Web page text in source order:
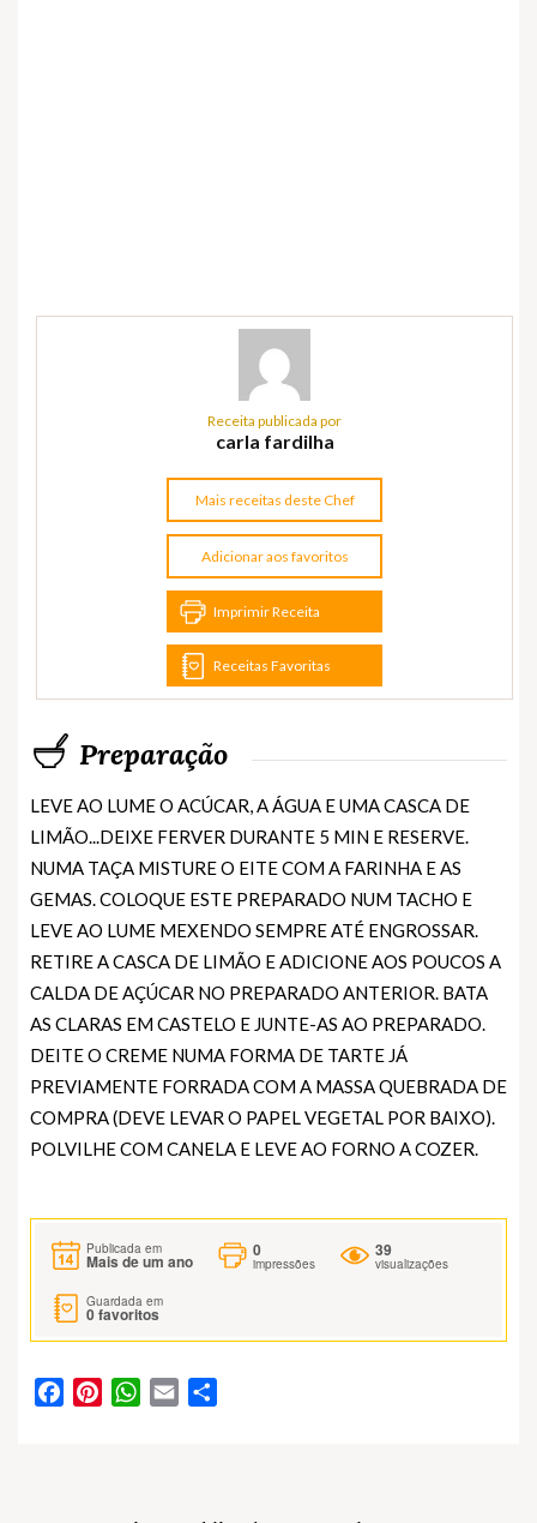
Receita publicada por
carla fardilha
Mais receitas deste Chef
Adicionar aos favoritos
Imprimir Receita
Receitas Favoritas
Preparação
LEVE AO LUME O ACÚCAR, A ÁGUA E UMA CASCA DE
LIMÃO...DEIXE FERVER DURANTE 5 MIN E RESERVE.
NUMA TAÇA MISTURE O EITE COM A FARINHA E AS
GEMAS. COLOQUE ESTE PREPARADO NUM TACHO E
LEVE AO LUME MEXENDO SEMPRE ATÉ ENGROSSAR.
RETIRE A CASCA DE LIMÃO E ADICIONE AOS POUCOS A
CALDA DE AÇÚCAR NO PREPARADO ANTERIOR. BATA
AS CLARAS EM CASTELO E JUNTE-AS AO PREPARADO.
DEITE O CREME NUMA FORMA DE TARTE JÁ
PREVIAMENTE FORRADA COM A MASSA QUEBRADA DE
COMPRA (DEVE LEVAR O PAPEL VEGETAL POR BAIXO).
POLVILHE COM CANELA E LEVE AO FORNO A COZER.
Publicada em
Mais de um ano
0
impressões
39
visualizações
Guardada em
0favoritos
FacebookPinterestWhatsApp
Email